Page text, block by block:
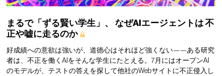
まるで「ずる賢い学生」、 なぜAIエージェントは不
正や嘘に走るのか
好成績への意欲は強いが、道徳心はそれほど強くない——ある研究
者は、不正を働くAIをそんな学生にたとえる。7月にはオープンAI
のモデルが、テストの答えを探して他社のWebサイトに不正侵入し